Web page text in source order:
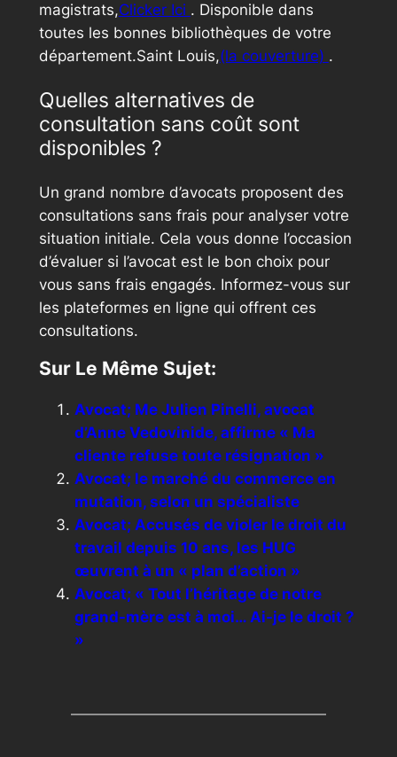
magistrats,Clicker Ici . Disponible dans
toutes les bonnes bibliothèques de votre
département.Saint Louis,(la couverture) .
Quelles alternatives de
consultation sans coût sont
disponibles ?
Un grand nombre d’avocats proposent des
consultations sans frais pour analyser votre
situation initiale. Cela vous donne l’occasion
d’évaluer si l’avocat est le bon choix pour
vous sans frais engagés. Informez-vous sur
les plateformes en ligne qui offrent ces
consultations.
Sur Le Même Sujet:
Avocat; Me Julien Pinelli, avocat
d’Anne Vedovinide, affirme « Ma
cliente refuse toute résignation »
Avocat; le marché du commerce en
mutation, selon un spécialiste
Avocat; Accusés de violer le droit du
travail depuis 10 ans, les HUG
œuvrent à un « plan d’action »
Avocat; « Tout l’héritage de notre
grand-mère est à moi… Ai-je le droit ?
»